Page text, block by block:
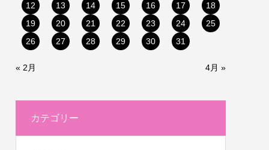
12
13 14 15 16 17
18
19
20 21 22 23 24
25
26
27 28 29 30 31
« 2月 4月 »
カテゴリー